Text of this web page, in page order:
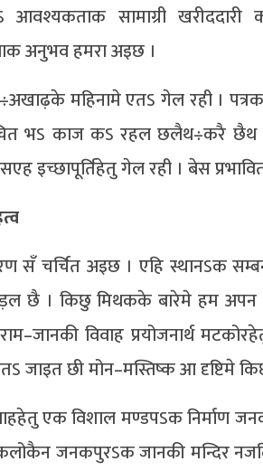
सामाग्री खरीददारी
अनुभव हमरा अइछ ।
महिनामे एतऽ गेल रही ।
भऽ काज कऽ रहल छलैथ÷करै छैथ
इच्छापूर्तिहेतु गेल रही । बेस
सँ चर्चित अइछ । एहि स्थानऽक
छै । किछु मिथकके बारेमे हम अपन
राम–जानकी विवाह प्रयोजनार्थ
जाइत छी मोन–मस्तिष्क आ दृष्टिमे
एक विशाल मण्डपऽक निर्माण
जनकपुरऽक जानकी मन्दिर